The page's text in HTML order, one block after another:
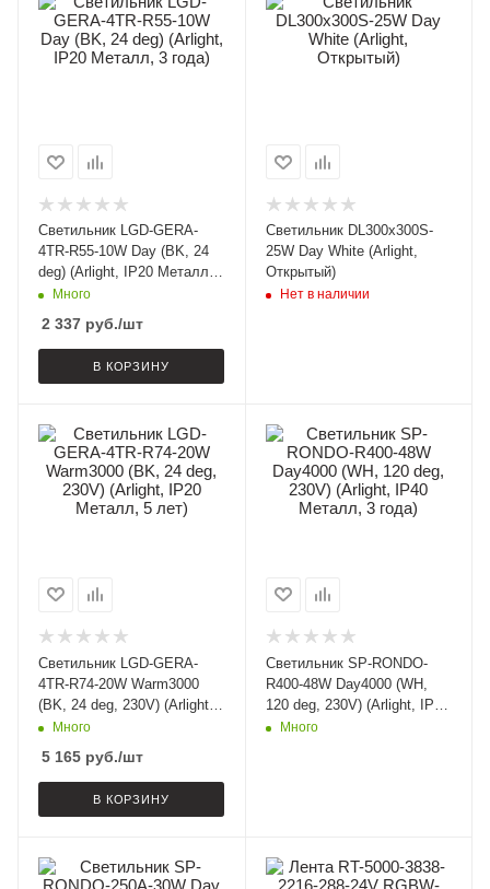
Светильник LGD-GERA-
4TR-R55-10W Day (BK, 24
deg) (Arlight, IP20 Металл,
3 года)
Много
2 337 руб./шт
В КОРЗИНУ
Светильник DL300x300S-
25W Day White (Arlight,
Открытый)
Нет в наличии
Светильник LGD-GERA-
4TR-R74-20W Warm3000
(BK, 24 deg, 230V) (Arlight,
IP20 Металл, 5 лет)
Много
5 165 руб./шт
В КОРЗИНУ
Светильник SP-RONDO-
R400-48W Day4000 (WH,
120 deg, 230V) (Arlight, IP40
Металл, 3 года)
Много